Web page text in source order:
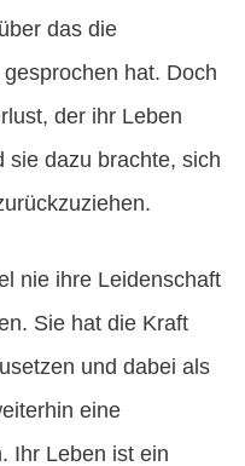
das die
hat. Doch
der ihr Leben
sie dazu brachte, sich
nie ihre Leidenschaft
Sie hat die Kraft
und dabei als
eine
Ihr Leben ist ein